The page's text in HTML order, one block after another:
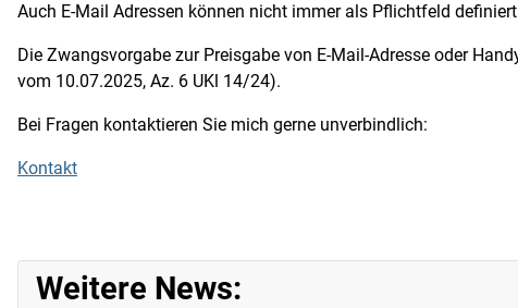
Auch E-Mail Adressen können nicht immer als Pflichtfeld
Die Zwangsvorgabe zur Preisgabe von E-Mail-Adresse oder
vom 10.07.2025, Az. 6 UKl 14/24).
Bei Fragen kontaktieren Sie mich gerne unverbindlich:
Kontakt
Weitere News: